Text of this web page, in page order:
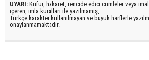
UYARI: Küfür, hakaret, rencide edici cümleler veya
içeren, imla kuralları ile yazılmamış,
Türkçe karakter kullanılmayan ve büyük harflerle
onaylanmamaktadır.